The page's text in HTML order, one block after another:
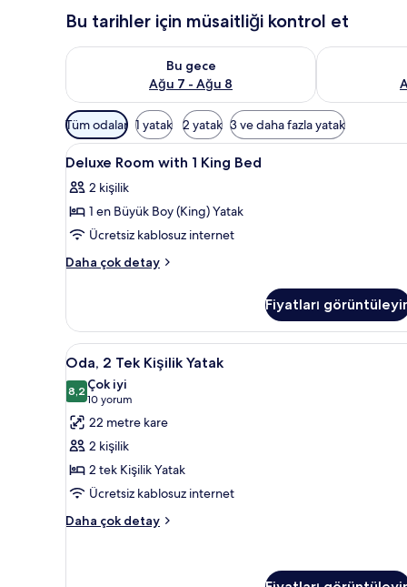
Bu tarihler için müsaitliği kontrol et
Bu gece
Ağu 7 - Ağu 8
Bu gece için müsaitliği kontrol et Ağu 7 - Ağu 8
Yarın için
Odalar
için
mevcut
Tüm odalar 1 yatak 2 yatak 3 ve daha fazla yatak
Deluxe
Room
with
1
King
Bed
fotoğrafları
görün
Kaliteli yatak takımı, odada
8
Deluxe Room with 1 King Bed
2 kişilik
1 en Büyük Boy (King) Yatak
Ücretsiz kablosuz internet
Daha çok detay
Deluxe
King
Bed
hakkında
daha
fazla
detay
Fiyatları
Oda,
2
Tek
Kişilik
Yatak
için
tüm
fotoğrafları
görün
Kaliteli yatak takımı, odada
5
Oda, 2 Tek Kişilik Yatak
8,28,2 / 10
Çok iyi
10 yorum
(10
yorum)
22 metre kare
2 kişilik
2 tek Kişilik Yatak
Ücretsiz kablosuz internet
Daha çok detay
Oda,